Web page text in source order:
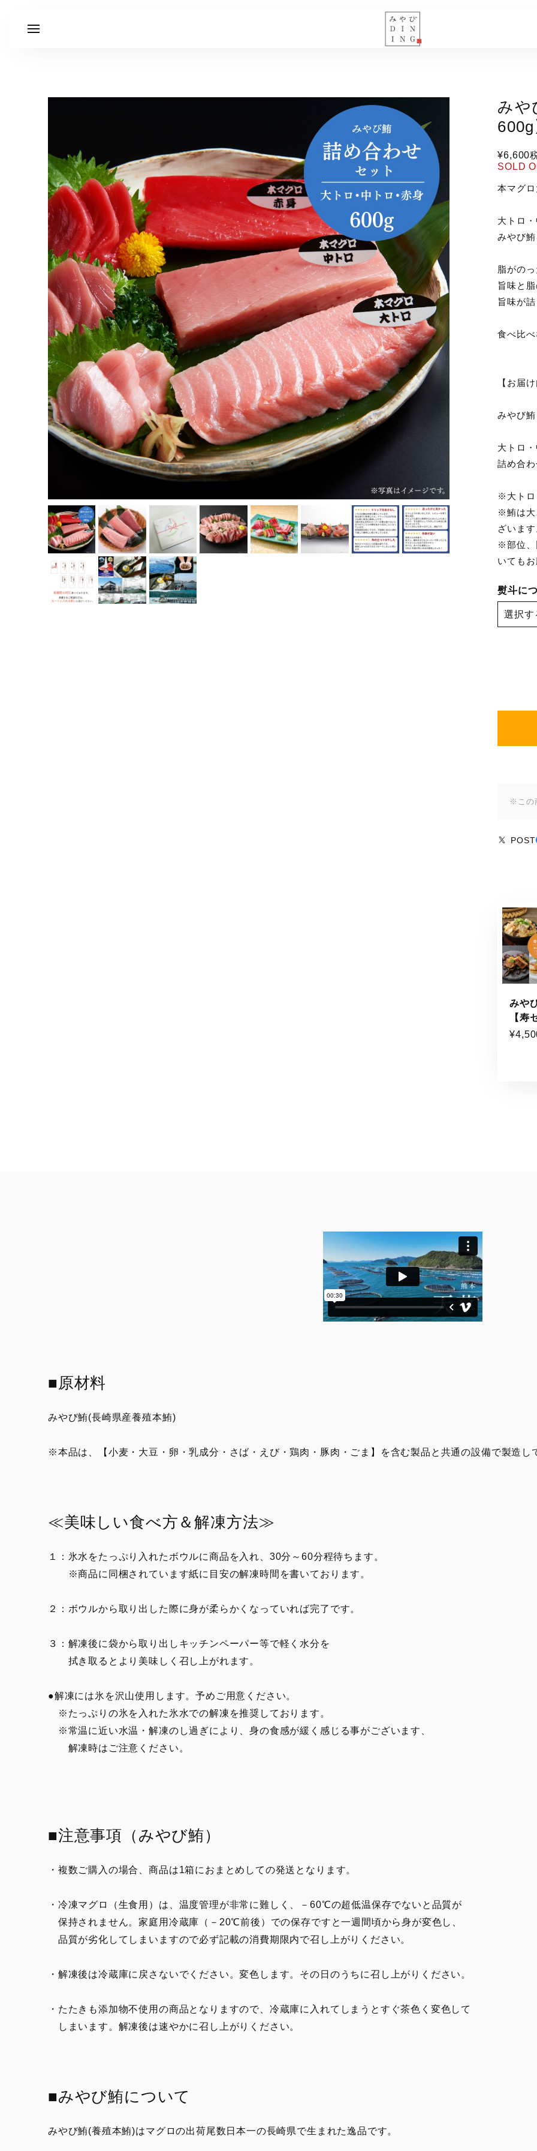
みや
600g
¥6,600
SOLD
本マグロ
大トロ
みやび鮪
脂がの
旨味と
旨味が
食べ比べ
【お届
みやび鮪
大トロ
詰め合
※大トロ
※鮪は大
ざいます
※部位、
いてもお
熨斗に
※この
POST
みや
【寿
■原材料
みやび鮪(長崎県産養殖本鮪)
※本品は、【小麦・大豆・卵・乳成分・さば・えび・鶏肉・豚肉・ごま】を含む製品と共通の設備で製造し
≪美味しい食べ方＆解凍方法≫
１：氷水をたっぷり入れたボウルに商品を入れ、30分～60分程待ちます。
※商品に同梱されています紙に目安の解凍時間を書いております。
２：ボウルから取り出した際に身が柔らかくなっていれば完了です。
３：解凍後に袋から取り出しキッチンペーパー等で軽く水分を
拭き取るとより美味しく召し上がれます。
●解凍には氷を沢山使用します。予めご用意ください。
※たっぷりの氷を入れた氷水での解凍を推奨しております。
※常温に近い水温・解凍のし過ぎにより、身の食感が緩く感じる事がございます、
解凍時はご注意ください。
■注意事項（みやび鮪）
・複数ご購入の場合、商品は1箱におまとめしての発送となります。
・冷凍マグロ（生食用）は、温度管理が非常に難しく、－60℃の超低温保存でないと品質が
保持されません。家庭用冷蔵庫（－20℃前後）での保存ですと一週間頃から身が変色し、
品質が劣化してしまいますので必ず記載の消費期限内で召し上がりください。
・解凍後は冷蔵庫に戻さないでください。変色します。その日のうちに召し上がりください。
・たたきも添加物不使用の商品となりますので、冷蔵庫に入れてしまうとすぐ茶色く変色して
しまいます。解凍後は速やかに召し上がりください。
■みやび鮪について
みやび鮪(養殖本鮪)はマグロの出荷尾数日本一の長崎県で生まれた逸品です。